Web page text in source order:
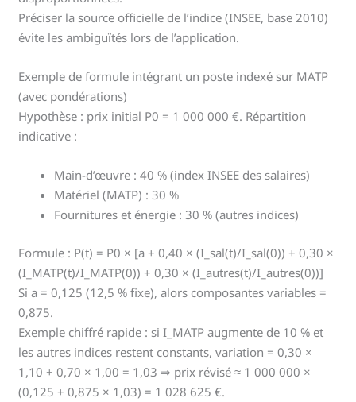
Préciser la source officielle de l’indice (INSEE, base 2010)
évite les ambiguïtés lors de l’application.
Exemple de formule intégrant un poste indexé sur MATP
(avec pondérations)
Hypothèse : prix initial P0 = 1 000 000 €. Répartition
indicative :
Main-d’œuvre : 40 % (index INSEE des salaires)
Matériel (MATP) : 30 %
Fournitures et énergie : 30 % (autres indices)
Formule : P(t) = P0 × [a + 0,40 × (I_sal(t)/I_sal(0)) + 0,30 ×
(I_MATP(t)/I_MATP(0)) + 0,30 × (I_autres(t)/I_autres(0))]
Si a = 0,125 (12,5 % fixe), alors composantes variables =
0,875.
Exemple chiffré rapide : si I_MATP augmente de 10 % et
les autres indices restent constants, variation = 0,30 ×
1,10 + 0,70 × 1,00 = 1,03 ⇒ prix révisé ≈ 1 000 000 ×
(0,125 + 0,875 × 1,03) = 1 028 625 €.